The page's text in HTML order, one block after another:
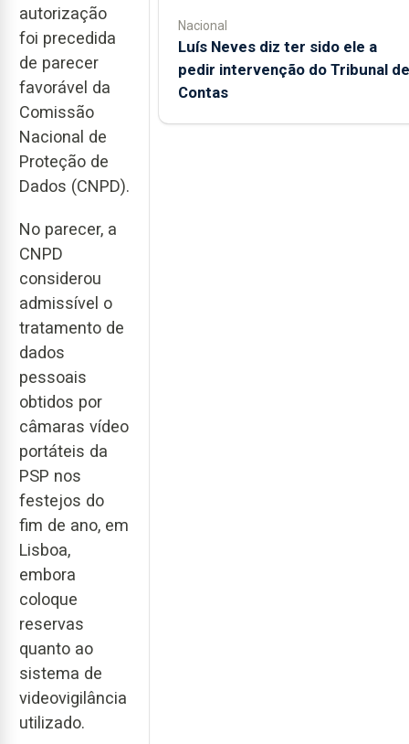
autorização
foi precedida
de parecer
favorável da
Comissão
Nacional de
Proteção de
Dados (CNPD).
No parecer, a
CNPD
considerou
admissível o
tratamento de
dados
pessoais
obtidos por
câmaras vídeo
portáteis da
PSP nos
festejos do
fim de ano, em
Lisboa,
embora
coloque
reservas
quanto ao
sistema de
videovigilância
utilizado.
Nacional
Luís Neves diz ter sido ele a
pedir intervenção do Tribunal de
Contas